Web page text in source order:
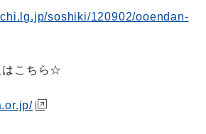
soshiki/120902/ooendan-
こちら☆